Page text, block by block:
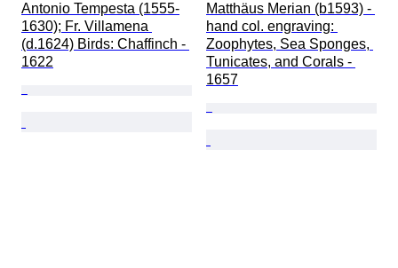
Antonio Tempesta (1555-
1630); Fr. Villamena
(d.1624) Birds: Chaffinch -
1622
Matthäus Merian (b1593) -
hand col. engraving:
Zoophytes, Sea Sponges,
Tunicates, and Corals -
1657